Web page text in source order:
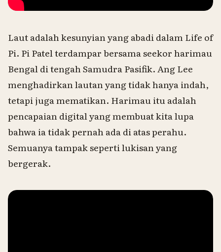
Laut adalah kesunyian yang abadi dalamLife of
Pi. Pi Patel terdampar bersama seekor harimau
Bengal di tengah Samudra Pasifik. Ang Lee
menghadirkan lautan yang tidak hanya indah,
tetapi juga mematikan. Harimau itu adalah
pencapaian digital yang membuat kita lupa
bahwa ia tidak pernah ada di atas perahu.
Semuanya tampak seperti lukisan yang
bergerak.